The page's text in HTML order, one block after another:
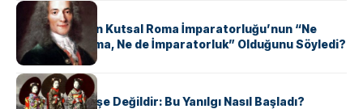
KÜLTÜR
Voltaire Neden Kutsal Roma İmparatorluğu’nun “Ne
Kutsal, Ne Roma, Ne de İmparatorluk” Olduğunu Söyledi?
KÜLTÜR
Geyşalar Fahişe Değildir: Bu Yanılgı Nasıl Başladı?